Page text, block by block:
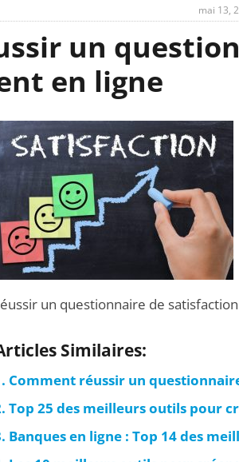
mai 13,
un
en ligne
un questionnaire de
Similaires:
Comment réussir un
Top 25 des meilleurs outils pour
Banques en ligne : Top 14 des